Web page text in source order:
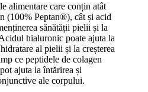
alimentare care conțin atât
(100% Peptan®), cât și acid
sănătății pielii și la
hialuronic poate ajuta la
al pielii și la creșterea
ce peptidele de colagen
ajuta la întărirea și
ale corpului.